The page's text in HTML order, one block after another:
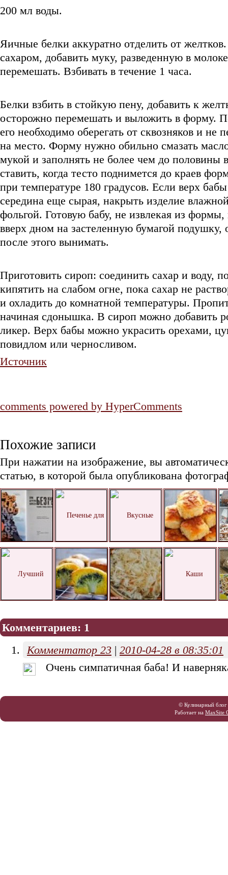
200 мл воды.
Яичные белки аккуратно отделить от
сахаром, добавить муку, разведенную в
перемешать. Взбивать в течение 1 часа.
Белки взбить в стойкую пену, добавить к
осторожно перемешать и выложить в форму.
его необходимо оберегать от сквозняков и не
на место. Форму нужно обильно смазать
мукой и заполнять не более чем до половины
ставить, когда тесто поднимется до краев
при температуре 180 градусов. Если верх
середина еще сырая, накрыть изделие
фольгой. Готовую бабу, не извлекая из
вверх дном на застеленную бумагой подушку,
после этого вынимать.
Приготовить сироп: соединить сахар и воду,
кипятить на слабом огне, пока сахар не
и охладить до комнатной температуры.
начиная сдонышка. В сироп можно добавить
ликер. Верх бабы можно украсить орехами,
повидлом или черносливом.
Источник
comments powered by HyperComments
Похожие записи
При нажатии на изображение, вы
статью, в которой была опубликована
Комментариев: 1
Комментатор 23 | 2010-04-28 в 08:35:01
Очень симпатичная баба! И
© Кулинарный
Работает на MaxSite